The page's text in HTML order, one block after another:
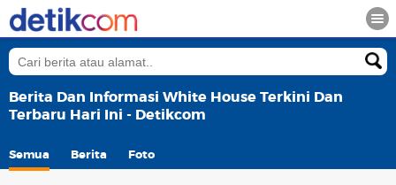
Berita Dan Informasi White House Terkini Dan
Terbaru Hari Ini - Detikcom
Semua Berita Foto